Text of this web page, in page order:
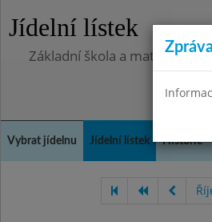
Jídelní lístek
Základní škola a mateřská
Vybrat jídelnu Jídelní lístek Historie